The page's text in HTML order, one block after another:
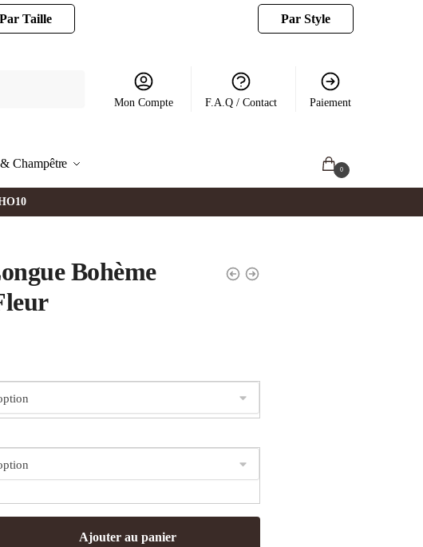
Par Taille Par Style
Mon Compte F.A.Q / Contact Paiement
Champêtre 0
Bohème
Ajouter au panier